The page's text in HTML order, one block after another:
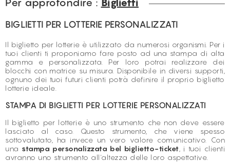
Per approfondire : Biglietti
BIGLIETTI PER LOTTERIE PERSONALIZZATI
Il biglietto per lotterie è utilizzato da numerosi organismi. Per i
tuoi clienti ti proponiamo fare posto ad una stampa di alta
gamma e personalizzata. Per loro potrai realizzare dei
blocchi con matrice su misura. Disponibile in diversi supporti,
ognuno dei tuoi futuri clienti potrà definire il proprio biglietto
lotterie ideale.
STAMPA DI BIGLIETTI PER LOTTERIE PERSONALIZZATI
Il biglietto per lotterie è uno strumento che non deve essere
lasciato al caso. Questo strumento, che viene spesso
sottovalutato, ha invece un vero valore comunicativo. Con
una stampa personalizzata bel biglietto-ticket , i tuoi clienti
avranno uno strumento all'altezza delle loro aspettative.